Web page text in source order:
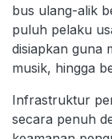
bus ulang-alik
puluh pelaku
disiapkan guna
musik, hingga
Infrastruktur
secara penuh